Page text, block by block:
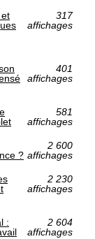
317
affichages
401
affichages
581
affichages
?
2 600
affichages
2 230
affichages
:
2 604
affichages